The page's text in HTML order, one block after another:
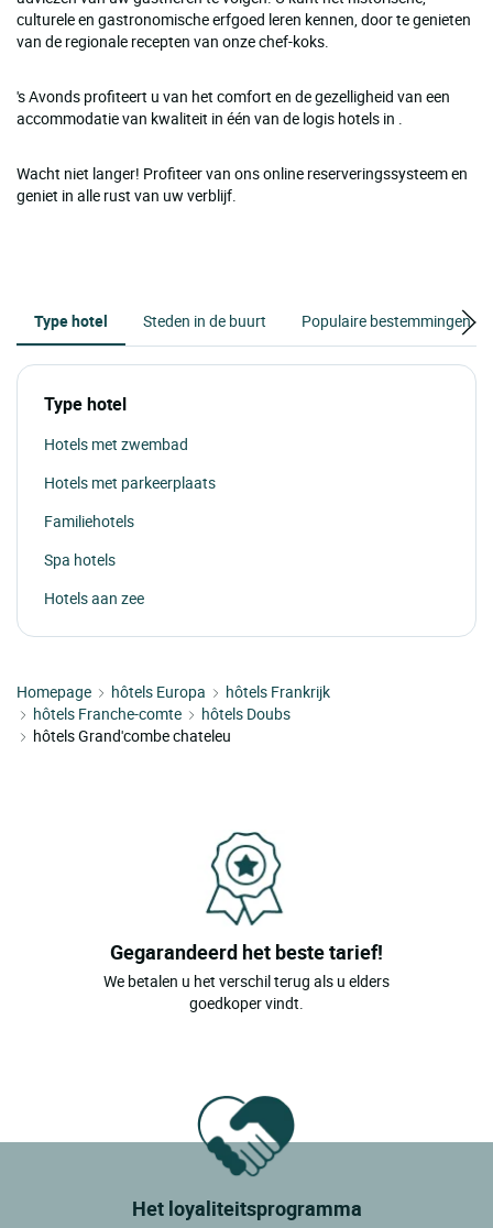
culturele en gastronomische erfgoed leren kennen, door te genieten
van de regionale recepten van onze chef-koks.
's Avonds profiteert u van het comfort en de gezelligheid van een
accommodatie van kwaliteit in één van de logis hotels in .
Wacht niet langer! Profiteer van ons online reserveringssysteem en
geniet in alle rust van uw verblijf.
Type hotel Steden in de buurt Populaire bestemmingen
Type hotel
Hotels met zwembad
Hotels met parkeerplaats
Familiehotels
Spa hotels
Hotels aan zee
Homepage hôtels Europa
hôtels Frankrijk
hôtels Franche-comte
hôtels Doubs
hôtels Grand'combe chateleu
Gegarandeerd het beste tarief!
We betalen u het verschil terug als u elders
goedkoper vindt.
Het loyaliteitsprogramma